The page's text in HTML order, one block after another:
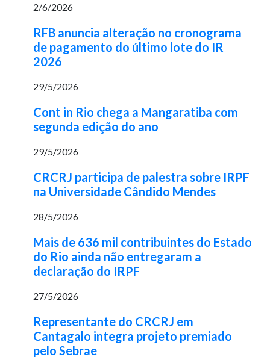
2/6/2026
RFB anuncia alteração no cronograma
de pagamento do último lote do IR
2026
29/5/2026
Cont in Rio chega a Mangaratiba com
segunda edição do ano
29/5/2026
CRCRJ participa de palestra sobre IRPF
na Universidade Cândido Mendes
28/5/2026
Mais de 636 mil contribuintes do Estado
do Rio ainda não entregaram a
declaração do IRPF
27/5/2026
Representante do CRCRJ em
Cantagalo integra projeto premiado
pelo Sebrae